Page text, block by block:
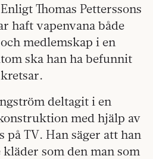
Thomas Petterssons
haft vapenvana både
medlemskap i en
ska han ha befunnit
deltagit i en
med hjälp av
på TV. Han säger att han
som den man som